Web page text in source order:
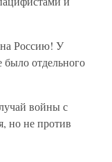
на Россию! У
было отдельного
войны с
но не против